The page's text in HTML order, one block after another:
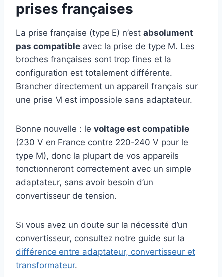
prises françaises
La prise française (type E) n’est absolument
pas compatible avec la prise de type M. Les
broches françaises sont trop fines et la
configuration est totalement différente.
Brancher directement un appareil français sur
une prise M est impossible sans adaptateur.
Bonne nouvelle : le voltage est compatible
(230 V en France contre 220-240 V pour le
type M), donc la plupart de vos appareils
fonctionneront correctement avec un simple
adaptateur, sans avoir besoin d’un
convertisseur de tension.
Si vous avez un doute sur la nécessité d’un
convertisseur, consultez notre guide sur la
différence entre adaptateur, convertisseur et
transformateur.